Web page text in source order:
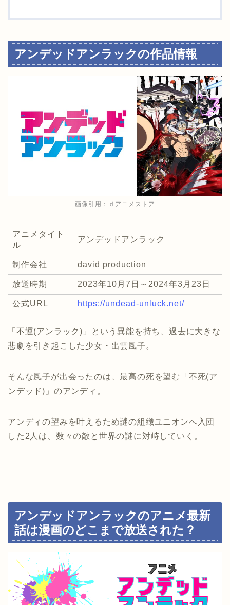
アンデッドアンラックの作品情報
画像引用： ｄアニメストア
アニメタイト
ル
アンデッドアンラック
制作会社 david production
放送時期 2023年10月7日～2024年3月23日
公式URL https://undead-unluck.net/
「不運(アンラック)」という異能を持ち、過去に大きな
悲劇を引き起こした少女・出雲風子。
そんな風子が出会ったのは、最高の死を望む「不死(ア
ンデッド)」のアンディ。
アンディの望みを叶えるため謎の組織ユニオンへ入団
した2人は、数々の敵と世界の謎に対峙していく。
アンデッドアンラックのアニメ最新
話は漫画のどこまで放送された？